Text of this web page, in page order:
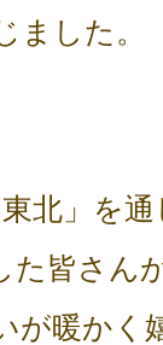
ました。
北」を
た皆さん
が暖かく